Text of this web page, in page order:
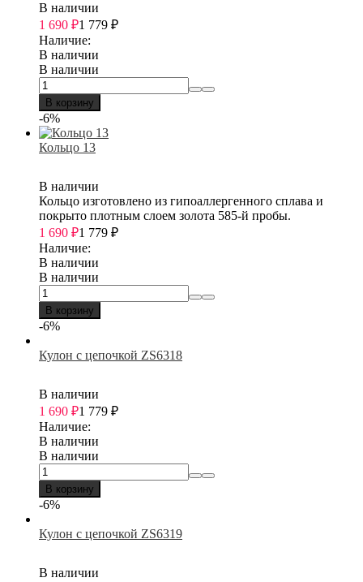
В наличии
1 690 ₽1 779 ₽
Наличие:
В наличии
В наличии
В корзину
-6%
Кольцо 13
В наличии
Кольцо изготовлено из гипоаллергенного сплава и
покрыто плотным слоем золота 585-й пробы.
1 690 ₽1 779 ₽
Наличие:
В наличии
В наличии
В корзину
-6%
Кулон с цепочкой ZS6318
В наличии
1 690 ₽1 779 ₽
Наличие:
В наличии
В наличии
В корзину
-6%
Кулон с цепочкой ZS6319
В наличии